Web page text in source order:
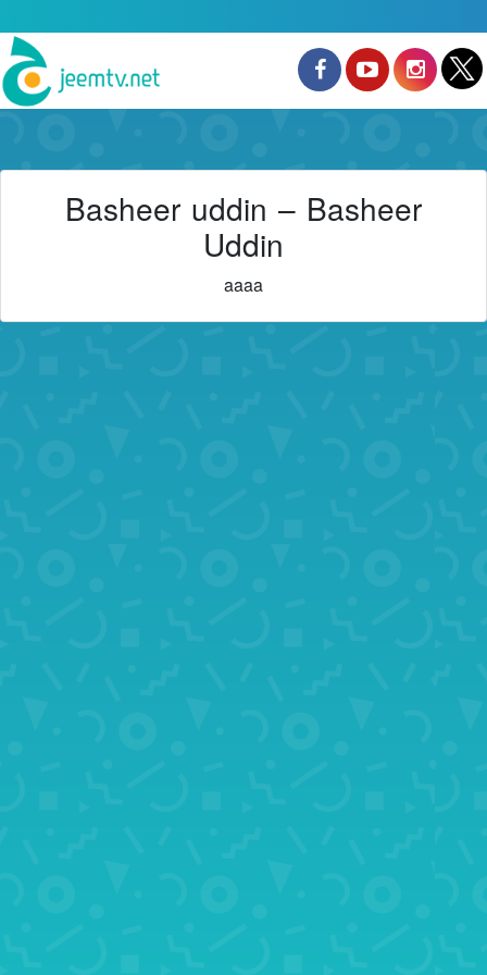
Basheer uddin – Basheer
Uddin
aaaa